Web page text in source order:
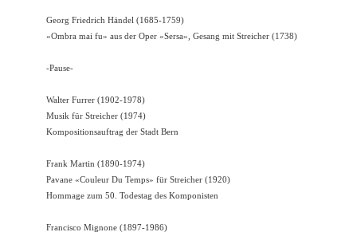
Georg Friedrich Händel (1685-1759)
«Ombra mai fu» aus der Oper «Sersa», Gesang mit Streicher (1738)
-Pause-
Walter Furrer (1902-1978)
Musik für Streicher (1974)
Kompositionsauftrag der Stadt Bern
Frank Martin (1890-1974)
Pavane «Couleur Du Temps» für Streicher (1920)
Hommage zum 50. Todestag des Komponisten
Francisco Mignone (1897-1986)